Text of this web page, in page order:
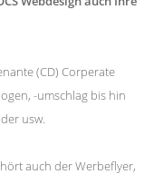
(CD) Corperate
-umschlag bis hin
usw.
auch der Werbeflyer,